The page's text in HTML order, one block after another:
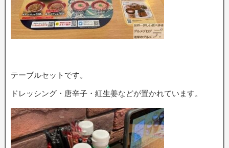
テーブルセットです。
ドレッシング・唐辛子・紅生姜などが置かれています。